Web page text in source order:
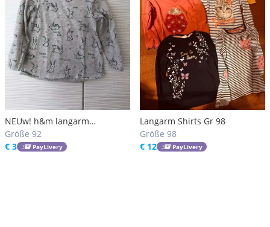
NEUw! h&m langarm
Mädchenshirt / Größe 92 /
grau mit Hasen / Shirt
Größe 92
€ 3
PayLivery
Langarm Shirts Gr 98
Größe 98
€ 12
PayLivery